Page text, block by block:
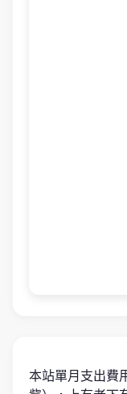
本站單月支出費